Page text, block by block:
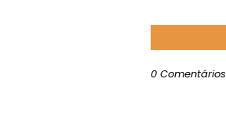
0 Comentários